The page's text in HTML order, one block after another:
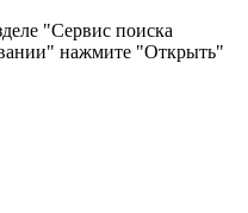
"Сервис поиска
нажмите "Открыть"